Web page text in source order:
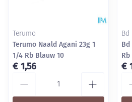
Terumo
Terumo Naald Agani 23g 1
1/4 Rb Blauw 10
€ 1,56
Bd
Bd
€